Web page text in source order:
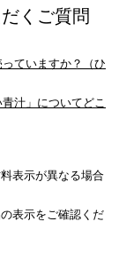
くご質問
ていますか？（ひ
汁」についてどこ
表示が異なる場合
表示をご確認くだ